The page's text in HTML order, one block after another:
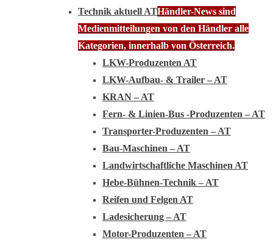
Technik aktuell ATHändler-News sind
Medienmitteilungen von den Händler alle
Kategorien, innerhalb von Österreich.
LKW-Produzenten AT
LKW-Aufbau- & Trailer – AT
KRAN – AT
Fern- & Linien-Bus -Produzenten – AT
Transporter-Produzenten – AT
Bau-Maschinen – AT
Landwirtschaftliche Maschinen AT
Hebe-Bühnen-Technik – AT
Reifen und Felgen AT
Ladesicherung – AT
Motor-Produzenten – AT